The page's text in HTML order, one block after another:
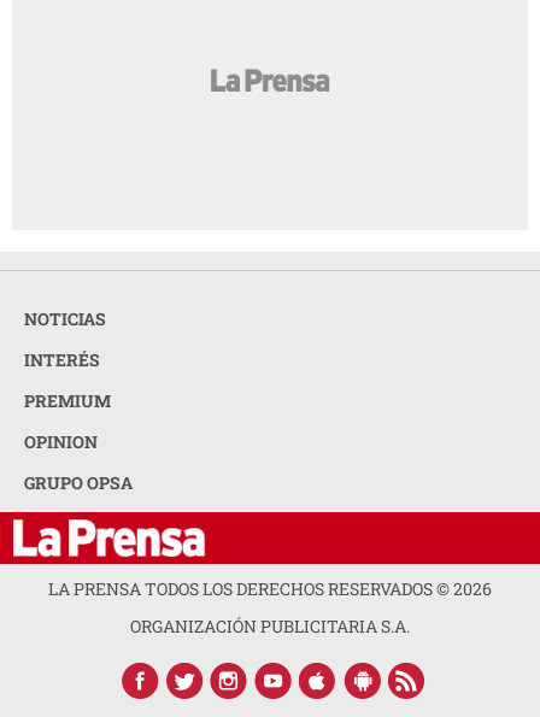
NOTICIAS
INTERÉS
PREMIUM
OPINION
GRUPO OPSA
LA PRENSA TODOS LOS DERECHOS RESERVADOS ©2026
ORGANIZACIÓN PUBLICITARIA S.A.